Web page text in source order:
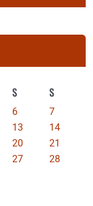
S S
6
7
13
14
20
21
27
28